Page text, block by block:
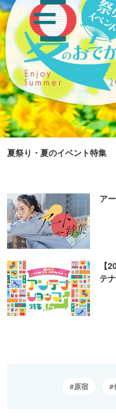
夏祭り・夏のイベント特集
ア
【
テ
原宿